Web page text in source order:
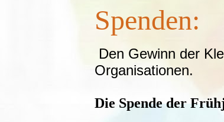
Spenden:
Den Gewinn der
Organisationen.
Die Spende der